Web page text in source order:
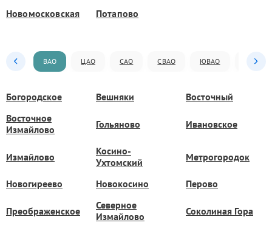
Новомосковская
Потапово
ВАО ЦАО САО СВАО ЮВАО ЮАО
Богородское Вешняки
Восточный
Восточное
Измайлово
Гольяново Ивановское
Измайлово
Косино-
Ухтомский
Метрогородок
Новогиреево Новокосино Перово
Преображенское
Северное
Измайлово
Соколиная Гора